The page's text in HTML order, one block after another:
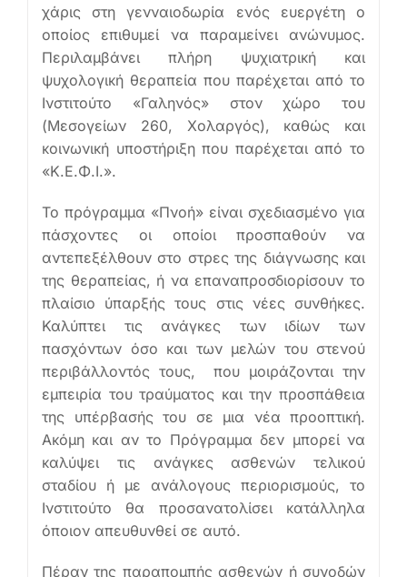
χάρις στη γενναιοδωρία ενός ευεργέτη ο
οποίος επιθυμεί να παραμείνει ανώνυμος.
Περιλαμβάνει πλήρη ψυχιατρική και
ψυχολογική θεραπεία που παρέχεται από το
Ινστιτούτο «Γαληνός» στον χώρο του
(Μεσογείων 260, Χολαργός), καθώς και
κοινωνική υποστήριξη που παρέχεται από το
«Κ.Ε.Φ.Ι.».
Το πρόγραμμα «Πνοή» είναι σχεδιασμένο για
πάσχοντες οι οποίοι προσπαθούν να
αντεπεξέλθουν στο στρες της διάγνωσης και
της θεραπείας, ή να επαναπροσδιορίσουν το
πλαίσιο ύπαρξής τους στις νέες συνθήκες.
Καλύπτει τις ανάγκες των ιδίων των
πασχόντων όσο και των μελών του στενού
περιβάλλοντός τους, που μοιράζονται την
εμπειρία του τραύματος και την προσπάθεια
της υπέρβασής του σε μια νέα προοπτική.
Ακόμη και αν το Πρόγραμμα δεν μπορεί να
καλύψει τις ανάγκες ασθενών τελικού
σταδίου ή με ανάλογους περιορισμούς, το
Ινστιτούτο θα προσανατολίσει κατάλληλα
όποιον απευθυνθεί σε αυτό.
Πέραν της παραπομπής ασθενών ή συνοδών